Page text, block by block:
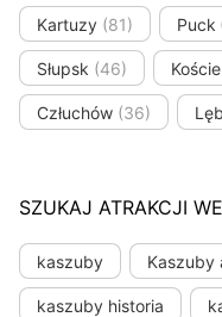
Kartuzy (81) Puck
Słupsk (46)
Człuchów (36)
SZUKAJ ATRAKCJI
kaszuby Kaszuby
kaszuby historia